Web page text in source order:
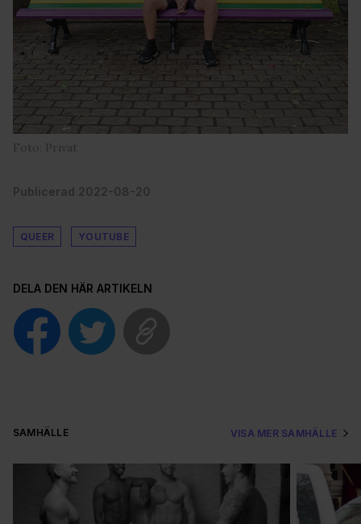
Foto: Privat
Publicerad 2022-08-20
QUEER YOUTUBE
DELA DEN HÄR ARTIKELN
SAMHÄLLE VISA MER SAMHÄLLE